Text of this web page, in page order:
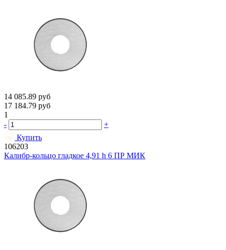
14 085.89 руб
17 184.79 руб
1
-
+
Купить
106203
Калибр-кольцо гладкое 4,91 h 6 ПР МИК